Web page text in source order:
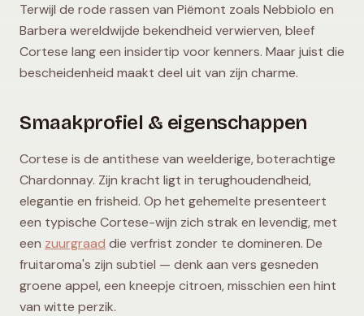
Terwijl de rode rassen van Piëmont zoals Nebbiolo en
Barbera wereldwijde bekendheid verwierven, bleef
Cortese lang een insidertip voor kenners. Maar juist die
bescheidenheid maakt deel uit van zijn charme.
Smaakprofiel & eigenschappen
Cortese is de antithese van weelderige, boterachtige
Chardonnay. Zijn kracht ligt in terughoudendheid,
elegantie en frisheid. Op het gehemelte presenteert
een typische Cortese-wijn zich strak en levendig, met
een zuurgraad die verfrist zonder te domineren. De
fruitaroma's zijn subtiel — denk aan vers gesneden
groene appel, een kneepje citroen, misschien een hint
van witte perzik.